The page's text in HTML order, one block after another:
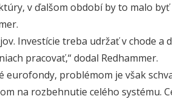
v ďalšom období by to malo byť
Investície treba udržať v chode a
pracovať,“ dodal Redhammer.
problémom je však
na rozbehnutie celého systému.